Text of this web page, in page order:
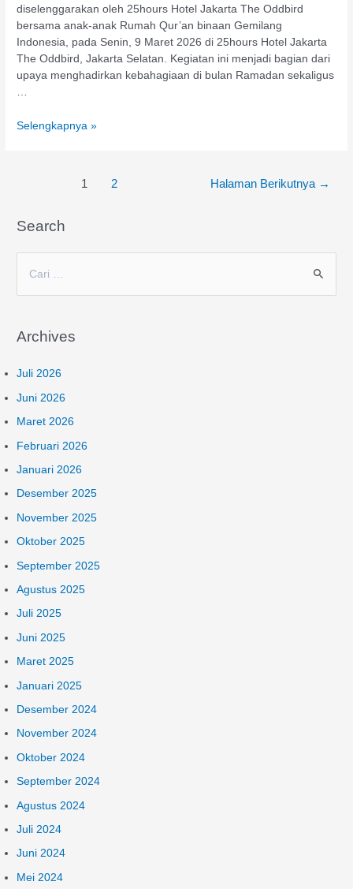
diselenggarakan oleh 25hours Hotel Jakarta The Oddbird
bersama anak-anak Rumah Qur’an binaan Gemilang
Indonesia, pada Senin, 9 Maret 2026 di 25hours Hotel Jakarta
The Oddbird, Jakarta Selatan. Kegiatan ini menjadi bagian dari
upaya menghadirkan kebahagiaan di bulan Ramadan sekaligus
…
Selengkapnya »
1 2 Halaman Berikutnya →
Search
a
i
u
k
:
Archives
Juli 2026
Juni 2026
Maret 2026
Februari 2026
Januari 2026
Desember 2025
November 2025
Oktober 2025
September 2025
Agustus 2025
Juli 2025
Juni 2025
Maret 2025
Januari 2025
Desember 2024
November 2024
Oktober 2024
September 2024
Agustus 2024
Juli 2024
Juni 2024
Mei 2024